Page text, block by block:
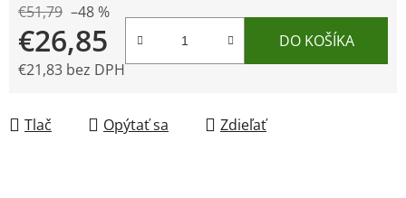
€51,79 –48 %
€26,85
€21,83 bez DPH
DO KOŠÍKA
Tlač Opýtať sa Zdieľať